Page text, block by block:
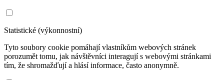
Statistické (výkonnostní)
Tyto soubory cookie pomáhají vlastníkům webových stránek
porozumět tomu, jak návštěvníci interagují s webovými stránkami
tím, že shromažďují a hlásí informace, často anonymně.